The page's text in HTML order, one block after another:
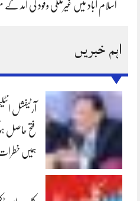
اسلام آباد میں غیرملکی وفود کی
اہم خبریں
آرٹیفشل
ہمیں خطرات